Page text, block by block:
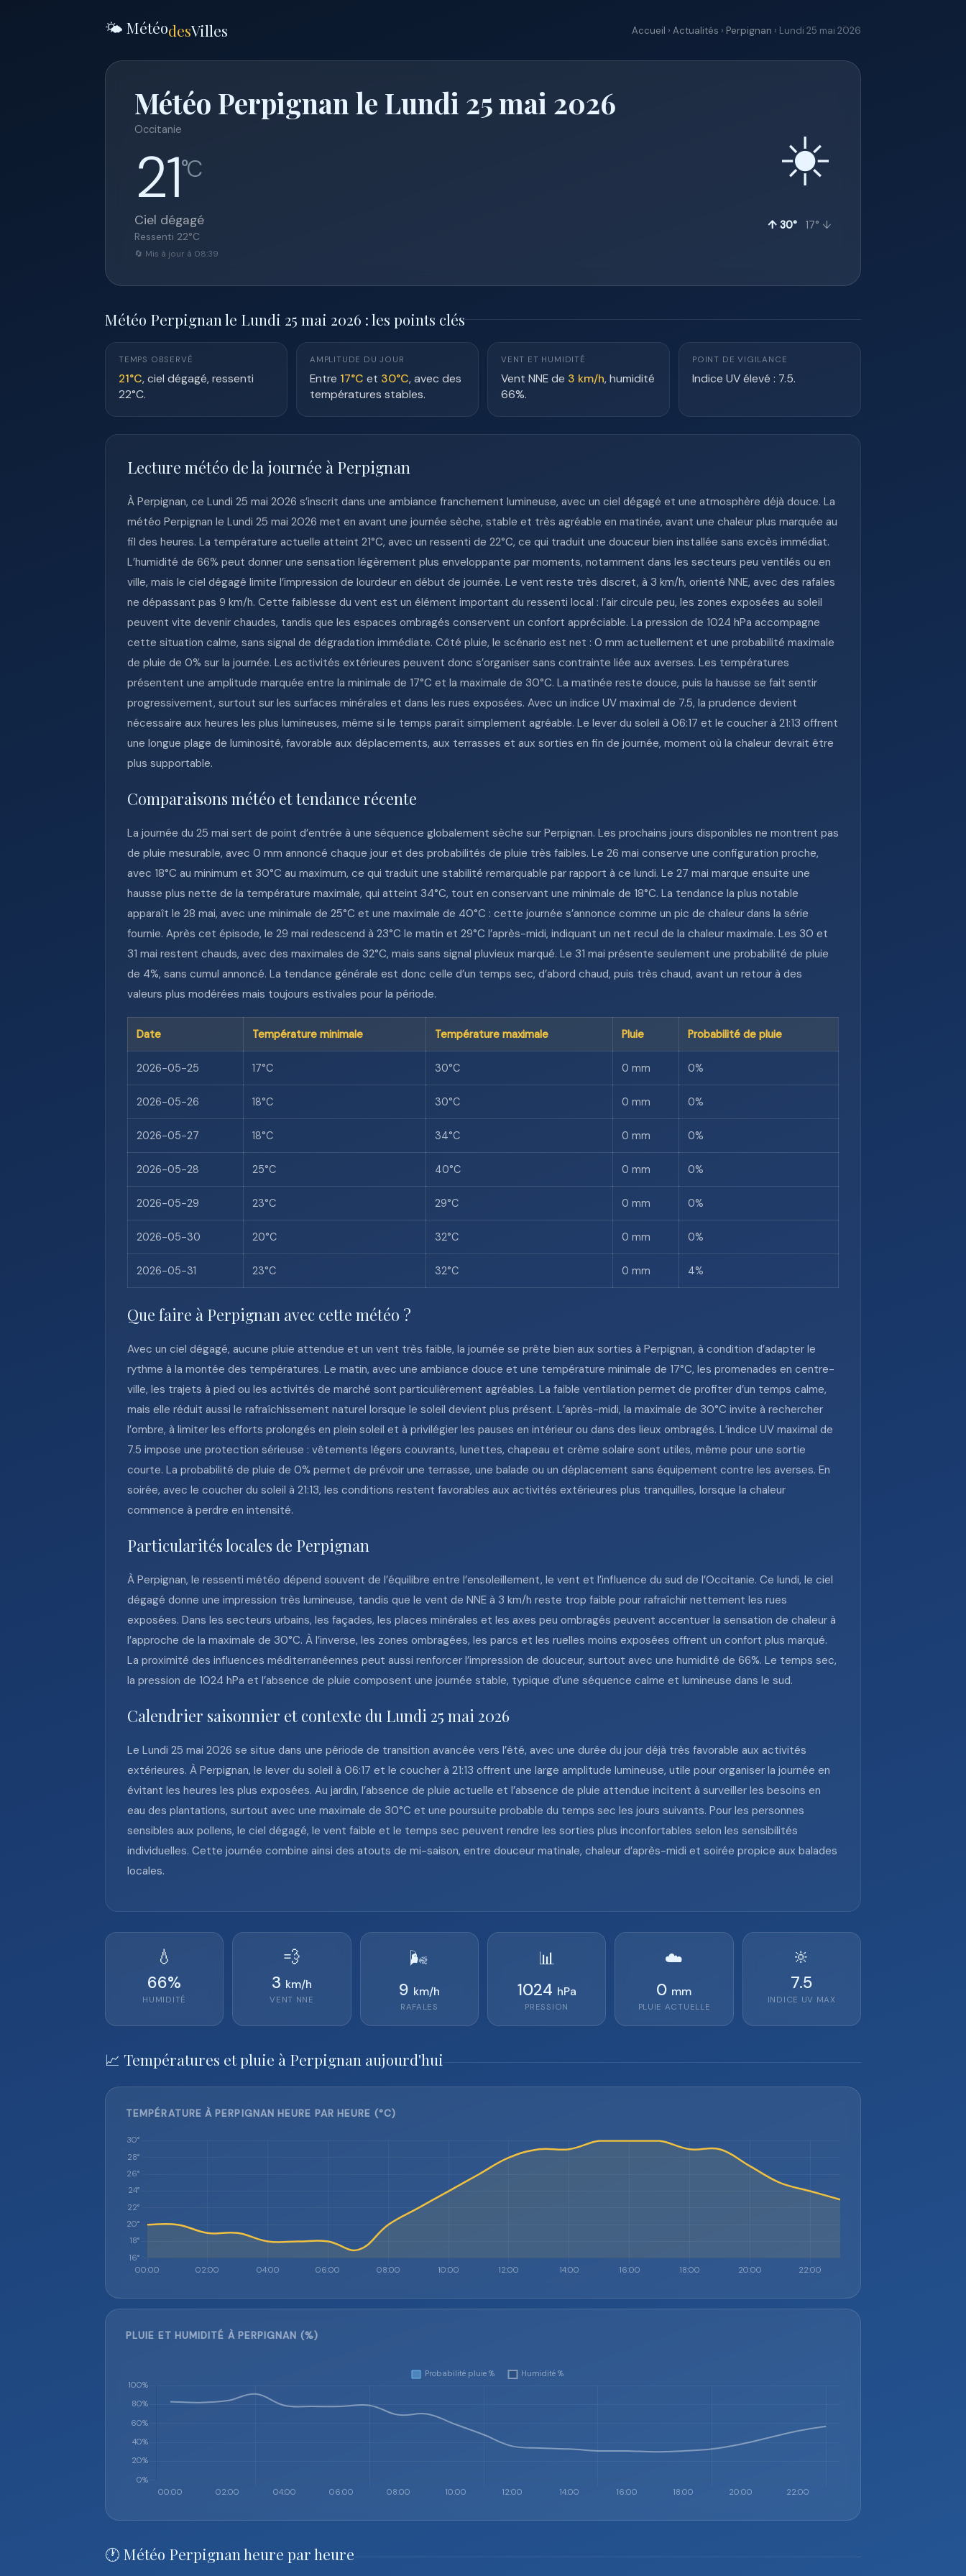
🌤️ MétéodesVilles Accueil › Actualités › Perpignan › Lundi 25 mai 2026
Météo Perpignan le Lundi 25 mai 2026
Occitanie
21°C
Ciel dégagé
Ressenti 22°C
🔄 Mis à jour à 08:39
☀️
↑ 30° 17° ↓
Météo Perpignan le Lundi 25 mai 2026 : les points clés
TEMPS OBSERVÉ
21°C, ciel dégagé, ressenti
22°C.
AMPLITUDE DU JOUR
Entre 17°C et 30°C, avec des
températures stables.
VENT ET HUMIDITÉ
Vent NNE de 3 km/h, humidité
66%.
POINT DE VIGILANCE
Indice UV élevé : 7.5.
Lecture météo de la journée à Perpignan
À Perpignan, ce Lundi 25 mai 2026 s’inscrit dans une ambiance franchement lumineuse, avec un ciel dégagé et une atmosphère déjà douce. La
météo Perpignan le Lundi 25 mai 2026 met en avant une journée sèche, stable et très agréable en matinée, avant une chaleur plus marquée au
fil des heures. La température actuelle atteint 21°C, avec un ressenti de 22°C, ce qui traduit une douceur bien installée sans excès immédiat.
L’humidité de 66% peut donner une sensation légèrement plus enveloppante par moments, notamment dans les secteurs peu ventilés ou en
ville, mais le ciel dégagé limite l’impression de lourdeur en début de journée. Le vent reste très discret, à 3 km/h, orienté NNE, avec des rafales
ne dépassant pas 9 km/h. Cette faiblesse du vent est un élément important du ressenti local : l’air circule peu, les zones exposées au soleil
peuvent vite devenir chaudes, tandis que les espaces ombragés conservent un confort appréciable. La pression de 1024 hPa accompagne
cette situation calme, sans signal de dégradation immédiate. Côté pluie, le scénario est net : 0 mm actuellement et une probabilité maximale
de pluie de 0% sur la journée. Les activités extérieures peuvent donc s’organiser sans contrainte liée aux averses. Les températures
présentent une amplitude marquée entre la minimale de 17°C et la maximale de 30°C. La matinée reste douce, puis la hausse se fait sentir
progressivement, surtout sur les surfaces minérales et dans les rues exposées. Avec un indice UV maximal de 7.5, la prudence devient
nécessaire aux heures les plus lumineuses, même si le temps paraît simplement agréable. Le lever du soleil à 06:17 et le coucher à 21:13 offrent
une longue plage de luminosité, favorable aux déplacements, aux terrasses et aux sorties en fin de journée, moment où la chaleur devrait être
plus supportable.
Comparaisons météo et tendance récente
La journée du 25 mai sert de point d’entrée à une séquence globalement sèche sur Perpignan. Les prochains jours disponibles ne montrent pas
de pluie mesurable, avec 0 mm annoncé chaque jour et des probabilités de pluie très faibles. Le 26 mai conserve une configuration proche,
avec 18°C au minimum et 30°C au maximum, ce qui traduit une stabilité remarquable par rapport à ce lundi. Le 27 mai marque ensuite une
hausse plus nette de la température maximale, qui atteint 34°C, tout en conservant une minimale de 18°C. La tendance la plus notable
apparaît le 28 mai, avec une minimale de 25°C et une maximale de 40°C : cette journée s’annonce comme un pic de chaleur dans la série
fournie. Après cet épisode, le 29 mai redescend à 23°C le matin et 29°C l’après-midi, indiquant un net recul de la chaleur maximale. Les 30 et
31 mai restent chauds, avec des maximales de 32°C, mais sans signal pluvieux marqué. Le 31 mai présente seulement une probabilité de pluie
de 4%, sans cumul annoncé. La tendance générale est donc celle d’un temps sec, d’abord chaud, puis très chaud, avant un retour à des
valeurs plus modérées mais toujours estivales pour la période.
Date Température minimale Température maximale Pluie Probabilité de pluie
2026-05-25 17°C 30°C 0 mm 0%
2026-05-26 18°C 30°C 0 mm 0%
2026-05-27 18°C 34°C 0 mm 0%
2026-05-28 25°C 40°C 0 mm 0%
2026-05-29 23°C 29°C 0 mm 0%
2026-05-30 20°C 32°C 0 mm 0%
2026-05-31 23°C 32°C 0 mm 4%
Que faire à Perpignan avec cette météo ?
Avec un ciel dégagé, aucune pluie attendue et un vent très faible, la journée se prête bien aux sorties à Perpignan, à condition d’adapter le
rythme à la montée des températures. Le matin, avec une ambiance douce et une température minimale de 17°C, les promenades en centre-
ville, les trajets à pied ou les activités de marché sont particulièrement agréables. La faible ventilation permet de profiter d’un temps calme,
mais elle réduit aussi le rafraîchissement naturel lorsque le soleil devient plus présent. L’après-midi, la maximale de 30°C invite à rechercher
l’ombre, à limiter les efforts prolongés en plein soleil et à privilégier les pauses en intérieur ou dans des lieux ombragés. L’indice UV maximal de
7.5 impose une protection sérieuse : vêtements légers couvrants, lunettes, chapeau et crème solaire sont utiles, même pour une sortie
courte. La probabilité de pluie de 0% permet de prévoir une terrasse, une balade ou un déplacement sans équipement contre les averses. En
soirée, avec le coucher du soleil à 21:13, les conditions restent favorables aux activités extérieures plus tranquilles, lorsque la chaleur
commence à perdre en intensité.
Particularités locales de Perpignan
À Perpignan, le ressenti météo dépend souvent de l’équilibre entre l’ensoleillement, le vent et l’influence du sud de l’Occitanie. Ce lundi, le ciel
dégagé donne une impression très lumineuse, tandis que le vent de NNE à 3 km/h reste trop faible pour rafraîchir nettement les rues
exposées. Dans les secteurs urbains, les façades, les places minérales et les axes peu ombragés peuvent accentuer la sensation de chaleur à
l’approche de la maximale de 30°C. À l’inverse, les zones ombragées, les parcs et les ruelles moins exposées offrent un confort plus marqué.
La proximité des influences méditerranéennes peut aussi renforcer l’impression de douceur, surtout avec une humidité de 66%. Le temps sec,
la pression de 1024 hPa et l’absence de pluie composent une journée stable, typique d’une séquence calme et lumineuse dans le sud.
Calendrier saisonnier et contexte du Lundi 25 mai 2026
Le Lundi 25 mai 2026 se situe dans une période de transition avancée vers l’été, avec une durée du jour déjà très favorable aux activités
extérieures. À Perpignan, le lever du soleil à 06:17 et le coucher à 21:13 offrent une large amplitude lumineuse, utile pour organiser la journée en
évitant les heures les plus exposées. Au jardin, l’absence de pluie actuelle et l’absence de pluie attendue incitent à surveiller les besoins en
eau des plantations, surtout avec une maximale de 30°C et une poursuite probable du temps sec les jours suivants. Pour les personnes
sensibles aux pollens, le ciel dégagé, le vent faible et le temps sec peuvent rendre les sorties plus inconfortables selon les sensibilités
individuelles. Cette journée combine ainsi des atouts de mi-saison, entre douceur matinale, chaleur d’après-midi et soirée propice aux balades
locales.
💧
66%
HUMIDITÉ
💨
3 km/h
VENT NNE
🌬️
9 km/h
RAFALES
📊
1024 hPa
PRESSION
☁️
0 mm
PLUIE ACTUELLE
🔆
7.5
INDICE UV MAX
📈 Températures et pluie à Perpignan aujourd'hui
TEMPÉRATURE À PERPIGNAN HEURE PAR HEURE (°C)
PLUIE ET HUMIDITÉ À PERPIGNAN (%)
🕐 Météo Perpignan heure par heure